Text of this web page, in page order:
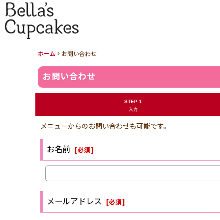
ホーム > お問い合わせ
お問い合わせ
STEP 1
入力
メニューからのお問い合わせも可能です。
お名前 [必須]
メールアドレス [必須]